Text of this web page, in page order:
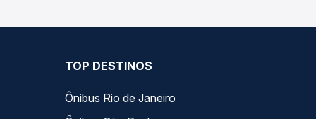
TOP DESTINOS
Ônibus Rio de Janeiro